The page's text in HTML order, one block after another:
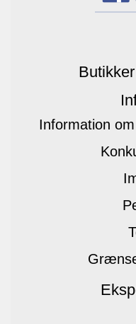
Information